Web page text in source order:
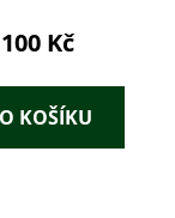
100 Kč
KOŠÍKU